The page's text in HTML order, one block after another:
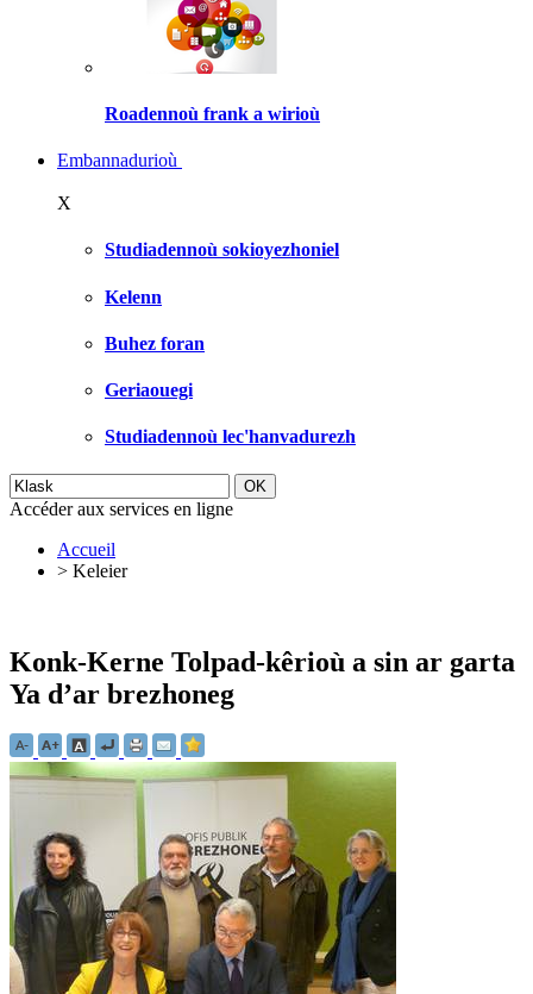
Roadennoù frank a wirioù
Embannadurioù
X
Studiadennoù sokioyezhoniel
Kelenn
Buhez foran
Geriaouegi
Studiadennoù lec'hanvadurezh
Accéder aux services en ligne
Accueil
> Keleier
Konk-Kerne Tolpad-kêrioù a sin ar garta
Ya d’ar brezhoneg